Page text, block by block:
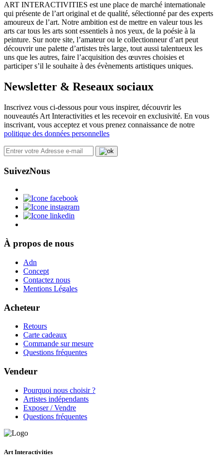
ART INTERACTIVITIES est une place de marché internationale
qui présente de l’art original et de qualité, sélectionné par des experts
amoureux de l’art. Notre ambition est de mettre en valeur tous les
arts car tous les arts sont essentiels à nos yeux, de la poésie à la
peinture. Sur notre site, l’amateur ou le collectionneur d’art peut
découvrir une palette d’artistes très large, tout aussi talentueux les
uns que les autres, faire l’acquisition des œuvres choisies et
participer s’il le souhaite à des évènements artistiques uniques.
Newsletter & Reseaux sociaux
Inscrivez vous ci-dessous pour vous inspirer, découvrir les
nouveautés Art Interactivities et les recevoir en exclusivité. En vous
inscrivant, vous acceptez et vous prenez connaissance de notre
politique des données personnelles
SuivezNous
À propos de nous
Adn
Concept
Contactez nous
Mentions Légales
Acheteur
Retours
Carte cadeaux
Commande sur mesure
Questions fréquentes
Vendeur
Pourquoi nous choisir ?
Artistes indépendants
Exposer / Vendre
Questions fréquentes
Art Interactivities